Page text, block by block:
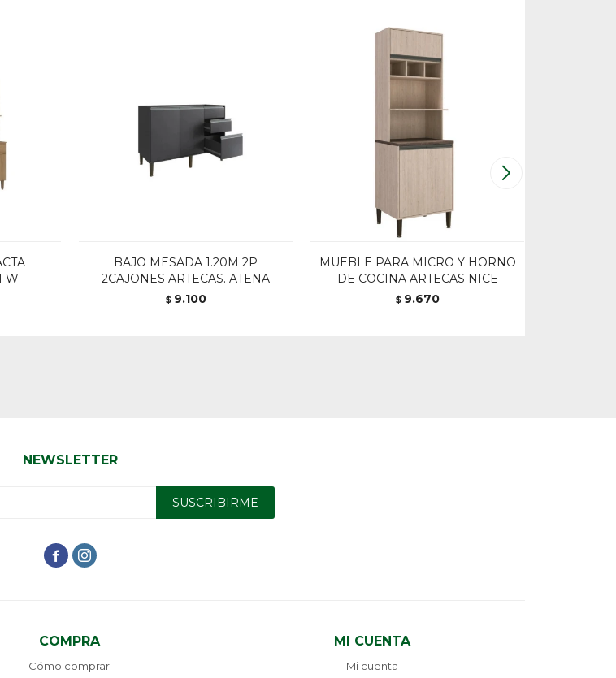
BAJO MESADA 1.20M 2P
2CAJONES ARTECAS. ATENA
$ 9.100
MUEBLE PARA MICRO Y HORNO
DE COCINA ARTECAS NICE
$ 9.670
COMPRA
Cómo comprar
MI CUENTA
Mi cuenta
NEWSLETTER
SUSCRIBIRME
 